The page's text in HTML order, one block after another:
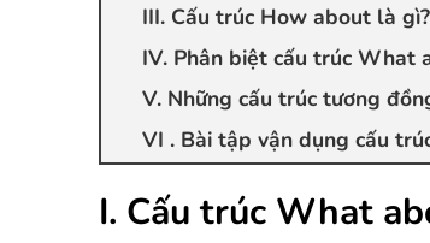
III. Cấu trúc How about là gì?
IV. Phân biệt cấu trúc What
V. Những cấu trúc tương
VI . Bài tập vận dụng cấu
I. Cấu trúc What